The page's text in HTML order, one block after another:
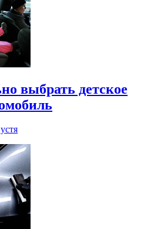
выбрать детское